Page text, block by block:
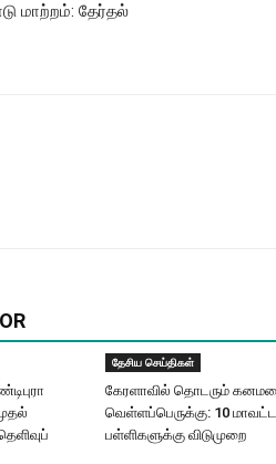
மாற்றம்: தேர்தல்
தேசிய செய்திகள்
கேரளாவில் தொடரும்
வெள்ளப்பெருக்கு: 10
பள்ளிகளுக்கு விடுமுறை